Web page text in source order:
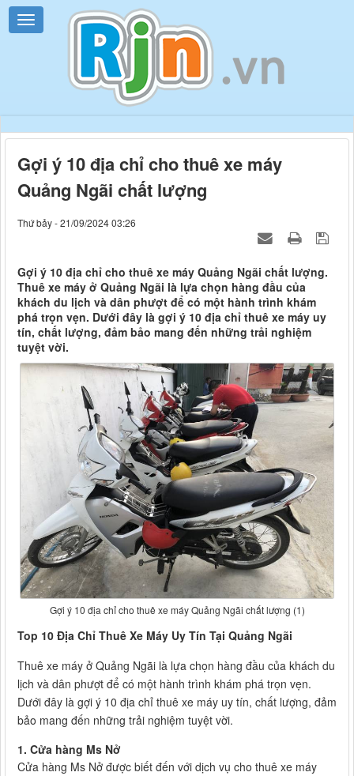
Gợi ý 10 địa chỉ cho thuê xe máy
Quảng Ngãi chất lượng
Thứ bảy - 21/09/2024 03:26
Gợi ý 10 địa chỉ cho thuê xe máy Quảng Ngãi chất lượng.
Thuê xe máy ở Quảng Ngãi là lựa chọn hàng đầu của
khách du lịch và dân phượt để có một hành trình khám
phá trọn vẹn. Dưới đây là gợi ý 10 địa chỉ thuê xe máy uy
tín, chất lượng, đảm bảo mang đến những trải nghiệm
tuyệt vời.
Gợi ý 10 địa chỉ cho thuê xe máy Quảng Ngãi chất lượng (1)
Top 10 Địa Chỉ Thuê Xe Máy Uy Tín Tại Quảng Ngãi
Thuê xe máy ở Quảng Ngãi là lựa chọn hàng đầu của khách du
lịch và dân phượt để có một hành trình khám phá trọn vẹn.
Dưới đây là gợi ý 10 địa chỉ thuê xe máy uy tín, chất lượng, đảm
bảo mang đến những trải nghiệm tuyệt vời.
1. Cửa hàng Ms Nở
Cửa hàng Ms Nở được biết đến với dịch vụ cho thuê xe máy